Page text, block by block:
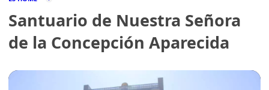
Santuario de Nuestra Señora
de la Concepción Aparecida